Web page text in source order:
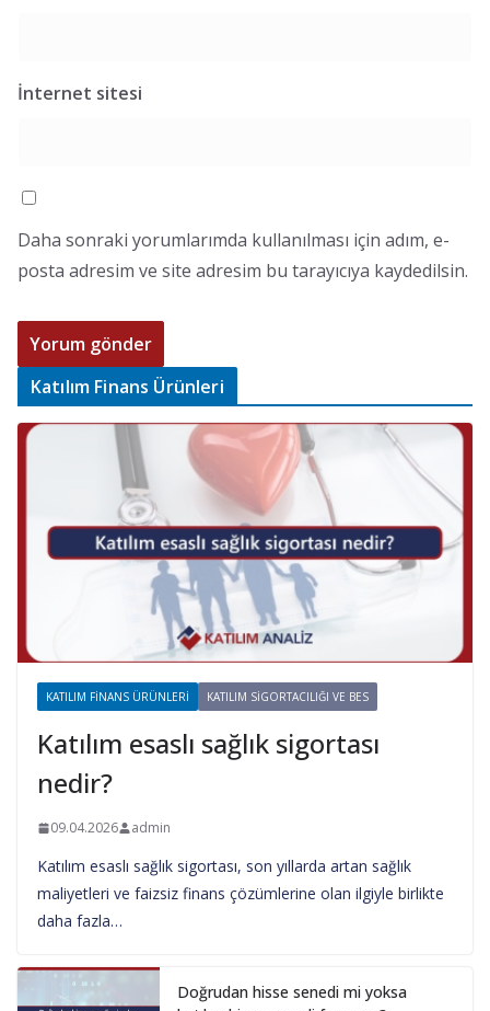
İnternet sitesi
Daha sonraki yorumlarımda kullanılması için adım, e-
posta adresim ve site adresim bu tarayıcıya kaydedilsin.
Katılım Finans Ürünleri
KATILIM FINANS ÜRÜNLERI KATILIM SIGORTACILIĞI VE BES
Katılım esaslı sağlık sigortası
nedir?
09.04.2026 admin
Katılım esaslı sağlık sigortası, son yıllarda artan sağlık
maliyetleri ve faizsiz finans çözümlerine olan ilgiyle birlikte
daha fazla…
Doğrudan hisse senedi mi yoksa